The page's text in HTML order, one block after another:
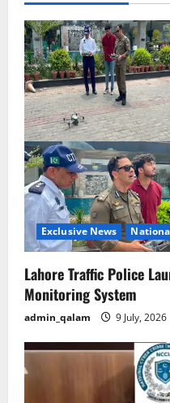
i
g
a
t
i
o
n Exclusive News
Lahore Traffic Police
Monitoring System
admin_qalam 9 July, 2026